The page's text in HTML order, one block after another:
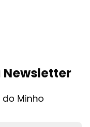
Newsletter
Minho